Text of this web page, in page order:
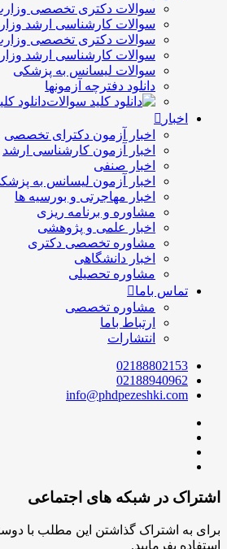
سوالات دکتری تخصصی
سوالات کارشناسی ارشد
سوالات دکتری تخصصی
سوالات کارشناسی ارشد
سوالات لیسانس به پزشکی
دانلود دفترچه آزمونها
دانلود
اخبار
اخبار آزمون دکترای تخصصی
اخبار آزمون کارشناسی ارشد
اخبار صنفی
اخبار آزمون لیسانس به
اخبار مهاجرتی و بورسیه ها
مشاوره و برنامه ریزی
اخبار علمی و پژوهشی
مشاوره تخصصی دکتری
اخبار دانشگاهی
مشاوره تحصیلی
تماس باما
مشاوره تخصصی
ارتباط باما
انتشارات
02188802153
02188940962
info@phdpezeshki.com
اشتراک در شبکه های اجتماعی
برای به اشتراک گذاشتن این مطلب با
استفاده بفرمایید.